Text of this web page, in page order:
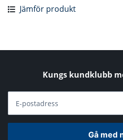
Jämför produkt
Kungs kundklubb
E-postadress
Gå med